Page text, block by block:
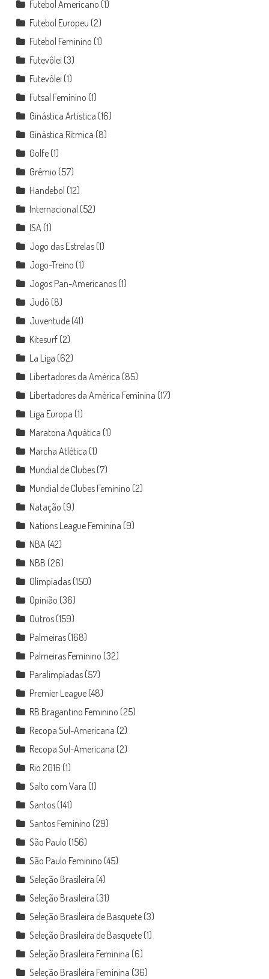
Futebol Americano (1)
Futebol Europeu (2)
Futebol Feminino (1)
Futevôlei (3)
Futevôlei (1)
Futsal Feminino (1)
Ginástica Artística (16)
Ginástica Rítmica (8)
Golfe(1)
Grêmio (57)
Handebol (12)
Internacional (52)
ISA (1)
Jogo das Estrelas(1)
Jogo-Treino (1)
Jogos Pan-Americanos(1)
Judô (8)
Juventude(41)
Kitesurf(2)
La Liga (62)
Libertadores da América (85)
Libertadores da América Feminina (17)
Liga Europa (1)
Maratona Aquática (1)
Marcha Atlética (1)
Mundial de Clubes(7)
Mundial de Clubes Feminino (2)
Natação (9)
Nations League Feminina (9)
NBA (42)
NBB (26)
Olimpíadas(150)
Opinião (36)
Outros(159)
Palmeiras(168)
Palmeiras Feminino (32)
Paralimpíadas(57)
Premier League(48)
RB Bragantino Feminino (25)
Recopa Sul-Americana (2)
Recopa Sul-Americana (2)
Rio 2016 (1)
Salto com Vara (1)
Santos(141)
Santos Feminino (29)
São Paulo (156)
São Paulo Feminino (45)
Seleção Brasileira (4)
Seleção Brasileira (31)
Seleção Brasileira de Basquete(3)
Seleção Brasileira de Basquete(1)
Seleção Brasileira Feminina (6)
Seleção Brasileira Feminina (36)